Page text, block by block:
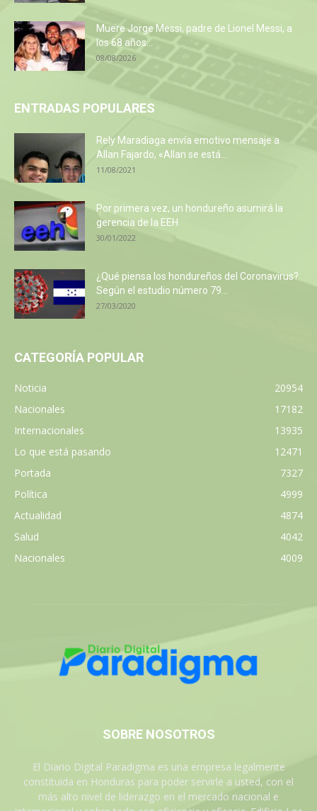
Muere Jorge Messi, padre de Lionel Messi, a
los 68 años...
08/08/2026
ENTRADAS POPULARES
Rely Maradiaga envía emotivo mensaje a
Allan Fajardo, «Allan se está...
11/08/2021
Por primera vez, un hondureño asumirá la
gerencia de la EEH
30/01/2022
¿Qué piensa los hondureños del Coronavirus?
Según el estudio número 79...
27/03/2020
CATEGORÍA POPULAR
Noticia
20954
Nacionales
17182
Internacionales
13935
Lo que está pasando
12471
Portada
7327
Política
4999
Actualidad
4874
Salud
4042
Nacionales
4009
SOBRE NOSOTROS
El Diario Digital Paradigma es una empresa legalmente
constituida en Honduras para poder servirle a usted, con el
más alto nivel de liderazgo en el mercado nacional e